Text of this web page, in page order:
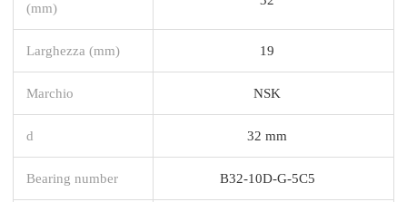
(mm)
Larghezza (mm) 19
Marchio NSK
d 32 mm
Bearing number B32-10D-G-5C5